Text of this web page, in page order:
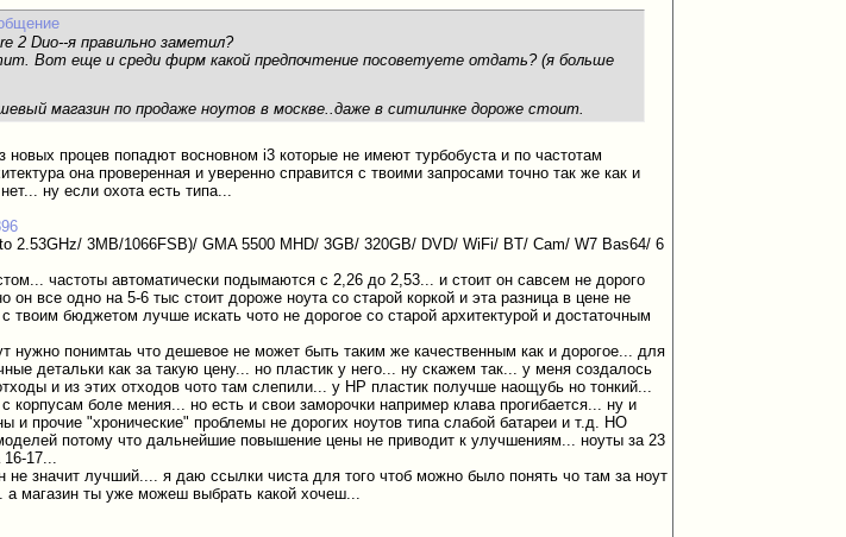
2 Duo--я правильно заметил?
Вот еще и среди фирм какой предпочтение посоветуете отдать? (я больше
магазин по продаже ноутов в москве..даже в ситилинке дороже стоит.
процев попадют восновном i3 которые не имеют турбобуста и по частотам
она проверенная и уверенно справится с твоими запросами точно так же как и
ну если охота есть типа...
2.53GHz/ 3MB/1066FSB)/ GMA 5500 MHD/ 3GB/ 320GB/ DVD/ WiFi/ BT/ Cam/ W7 Bas64/ 6
частоты автоматически подымаются с 2,26 до 2,53... и стоит он савсем не дорого
он все одно на 5-6 тыс стоит дороже ноута со старой коркой и эта разница в цене не
твоим бюджетом лучше искать чото не дорогое со старой архитектурой и достаточным
нужно понимтаь что дешевое не может быть таким же качественным как и дорогое... для
детальки как за такую цену... но пластик у него... ну скажем так... у меня создалось
и из этих отходов чото там слепили... у НР пластик получше наощубь но тонкий...
корпусам боле мения... но есть и свои заморочки например клава прогибается... ну и
и прочие "хронические" проблемы не дорогих ноутов типа слабой батареи и т.д. НО
потому что дальнейшие повышение цены не приводит к улучшениям... ноуты за 23
16-17...
не значит лучший.... я даю ссылки чиста для того чтоб можно было понять чо там за ноут
а магазин ты уже можеш выбрать какой хочеш...